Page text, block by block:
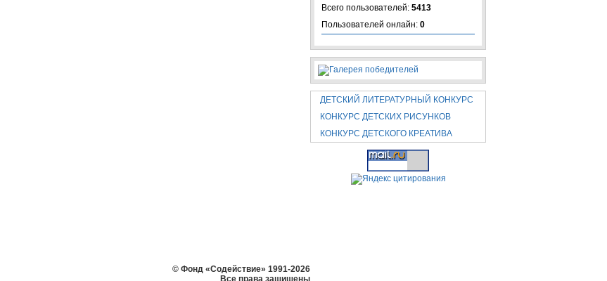
Всего пользователей: 5413
Пользователей онлайн: 0
ДЕТСКИЙ ЛИТЕРАТУРНЫЙ КОНКУРС
КОНКУРС ДЕТСКИХ РИСУНКОВ
КОНКУРС ДЕТСКОГО КРЕАТИВА
© Фонд «Содействие» 1991-2026
Все права защищены